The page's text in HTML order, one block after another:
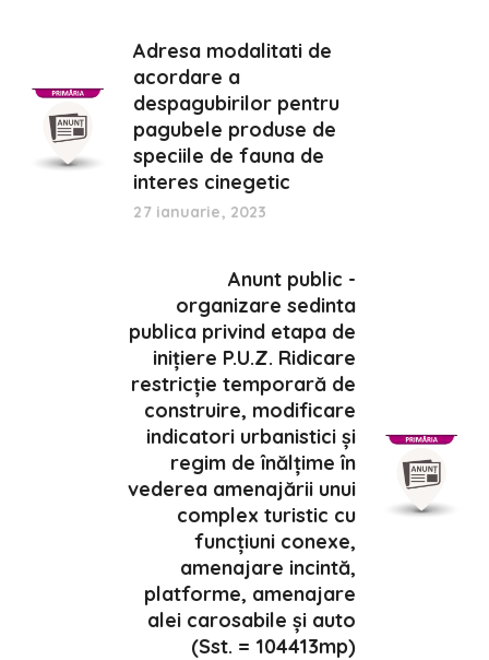
Adresa modalitati de
acordare a
despagubirilor pentru
pagubele produse de
speciile de fauna de
interes cinegetic
27 ianuarie, 2023
Anunt public -
organizare sedinta
publica privind etapa de
inițiere P.U.Z. Ridicare
restricție temporară de
construire, modificare
indicatori urbanistici și
regim de înălțime în
vederea amenajării unui
complex turistic cu
funcțiuni conexe,
amenajare incintă,
platforme, amenajare
alei carosabile și auto
(Sst. = 104413mp)